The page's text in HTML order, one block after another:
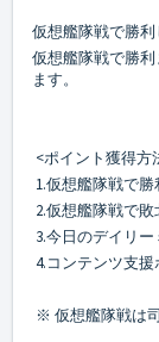
仮想艦隊戦で勝
仮想艦隊戦で勝
ます。
<ポイント獲得方
1.仮想艦隊戦で
2.仮想艦隊戦で
3.今日のデイリ
4.コンテンツ支
※ 仮想艦隊戦は